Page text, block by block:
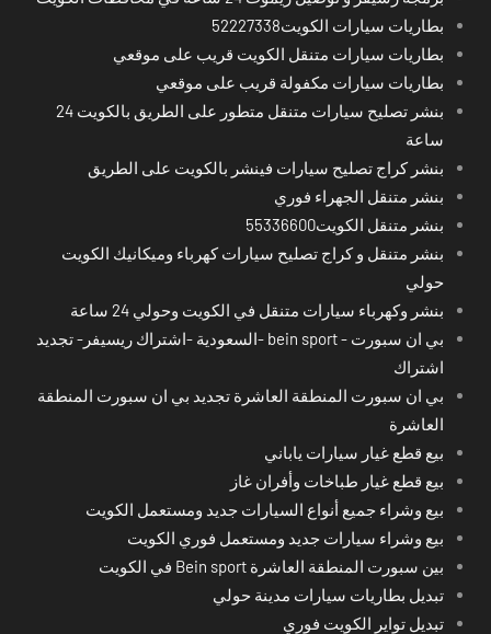
بطاريات سيارات الكويت52227338
بطاريات سيارات متنقل الكويت قريب على موقعي
بطاريات سيارات مكفولة قريب على موقعي
بنشر تصليح سيارات متنقل متطور على الطريق بالكويت 24
ساعة
بنشر كراج تصليح سيارات فينشر بالكويت على الطريق
بنشر متنقل الجهراء فوري
بنشر متنقل الكويت55336600
بنشر متنقل و كراج تصليح سيارات كهرباء وميكانيك الكويت
حولي
بنشر وكهرباء سيارات متنقل في الكويت وحولي 24 ساعة
بي ان سبورت - bein sport -السعودية -اشتراك ريسيفر- تجديد
اشتراك
بي ان سبورت المنطقة العاشرة تجديد بي ان سبورت المنطقة
العاشرة
بيع قطع غيار سيارات ياباني
بيع قطع غيار طباخات وأفران غاز
بيع وشراء جميع أنواع السيارات جديد ومستعمل الكويت
بيع وشراء سيارات جديد ومستعمل فوري الكويت
بين سبورت المنطقة العاشرة Bein sport في الكويت
تبديل بطاريات سيارات مدينة حولي
تبديل تواير الكويت فوري